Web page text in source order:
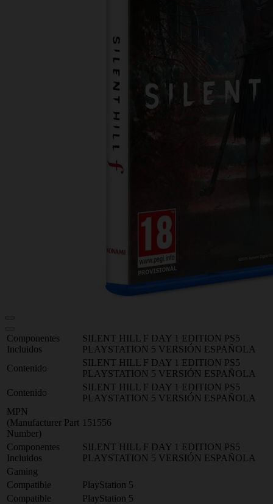
Componentes
Incluidos
SILENT HILL F DAY 1 EDITION PS5
PLAYSTATION 5 VERSIÓN ESPAÑOLA
Contenido
SILENT HILL F DAY 1 EDITION PS5
PLAYSTATION 5 VERSIÓN ESPAÑOLA
Contenido
SILENT HILL F DAY 1 EDITION PS5
PLAYSTATION 5 VERSIÓN ESPAÑOLA
MPN
(Manufacturer Part
Number)
151556
Componentes
Incluidos
SILENT HILL F DAY 1 EDITION PS5
PLAYSTATION 5 VERSIÓN ESPAÑOLA
Gaming
Compatible
PlayStation 5
Compatible
PlayStation 5